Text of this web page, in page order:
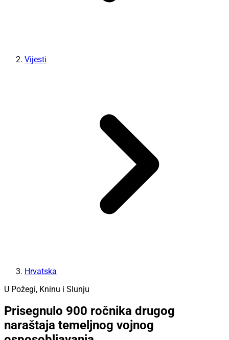
Vijesti
Hrvatska
U Požegi, Kninu i Slunju
Prisegnulo 900 ročnika drugog
naraštaja temeljnog vojnog